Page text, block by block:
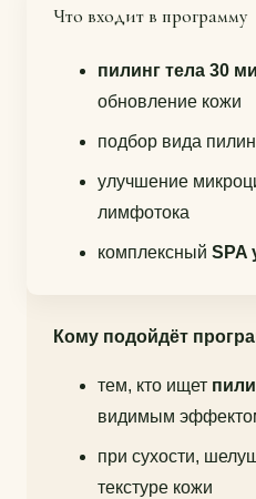
Что входит в программу
пилинг тела 30
обновление кожи
подбор вида
улучшение
лимфотока
комплексный SPA
Кому подойдёт
тем, кто ищет
видимым
при сухости,
текстуре кожи